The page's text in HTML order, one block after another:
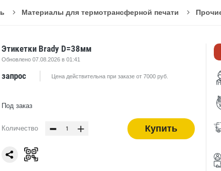
Материалы для термотрансферной печати
Этикетки Brady D=38мм
Обновлено 07.08.2026 в 01:41
запрос Цена действительна при заказе от 7000 руб.
Под заказ
Количество - + Купить